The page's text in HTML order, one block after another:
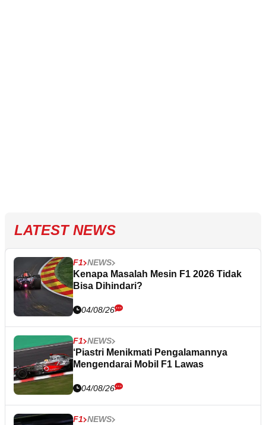
LATEST NEWS
F1 NEWS
Kenapa Masalah Mesin F1 2026 Tidak
Bisa Dihindari?
04/08/26
F1 NEWS
‘Piastri Menikmati Pengalamannya
Mengendarai Mobil F1 Lawas
04/08/26
F1 NEWS